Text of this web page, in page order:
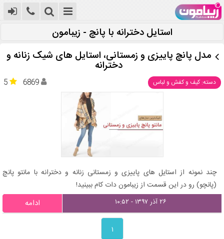
استایل دخترانه با پانچ - زیبامون
مدل پانچ پاییزی و زمستانی، استایل های شیک زنانه و
دخترانه
دسته: کیف و کفش و لباس 5 6869
چند نمونه از استایل های پاییزی و زمستانی زنانه و دخترانه با مانتو پانچ
(پانچو) رو در این قسمت از زیبامون دات کام ببینید!
۲۶ آذر ۱۳۹۷ - ۱۰:۵۲ ادامه
۱